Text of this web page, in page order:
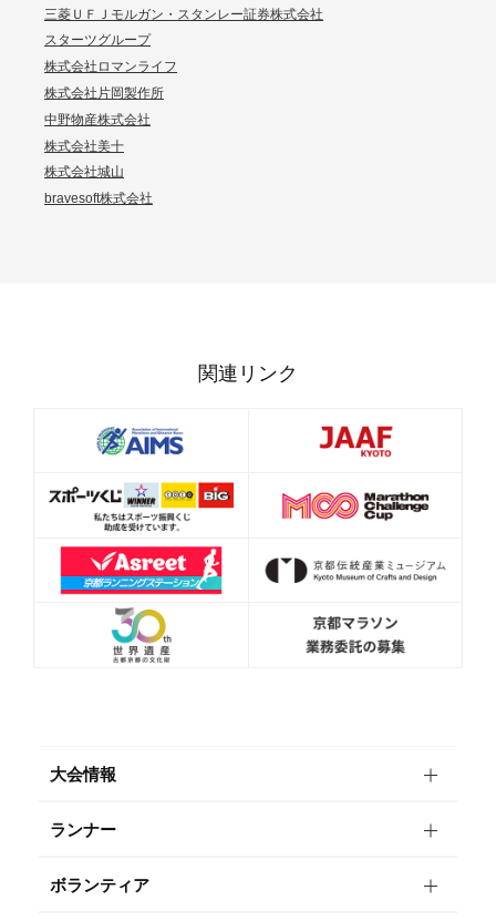
三菱ＵＦＪモルガン・スタンレー証券株式会社
スターツグループ
株式会社ロマンライフ
株式会社片岡製作所
中野物産株式会社
株式会社美十
株式会社城山
bravesoft株式会社
関連リンク
大会情報
ランナー
ボランティア